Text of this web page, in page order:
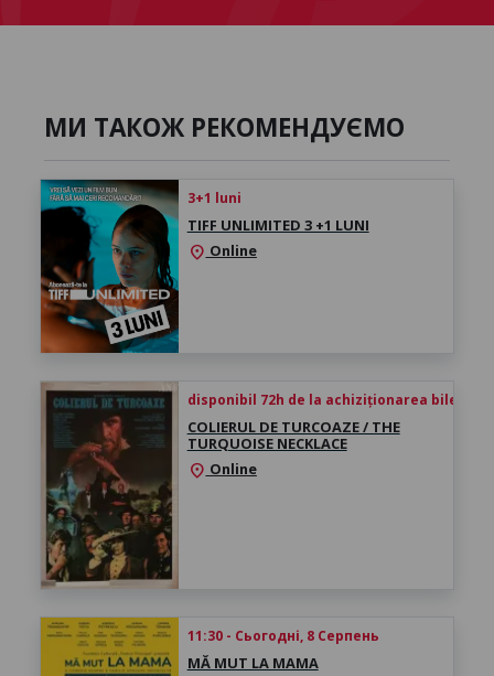
МИ ТАКОЖ РЕКОМЕНДУЄМО
3+1 luni
TIFF UNLIMITED 3 +1 LUNI
location_on Online
disponibil 72h de la achiziționarea biletului
COLIERUL DE TURCOAZE / THE
TURQUOISE NECKLACE
location_on Online
11:30 - Сьогодні, 8 Серпень
MĂ MUT LA MAMA